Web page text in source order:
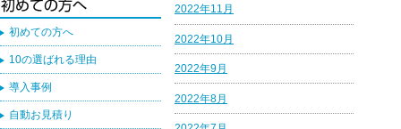
2022年11月
2022年10月
2022年9月
2022年8月
初めての方へ
10の選ばれる理由
導入事例
自動お見積り